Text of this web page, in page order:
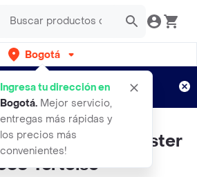
Bogotá
Ingresa tu dirección en
Bogotá. Mejor servicio,
entregas más rápidas y
los precios más
convenientes!
gratis por semanas
Aplican TyC
Ray-Ban Club Master
Tortoise